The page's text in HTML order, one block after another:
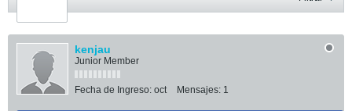
kenjau
Junior Member
Fecha de Ingreso: oct Mensajes: 1